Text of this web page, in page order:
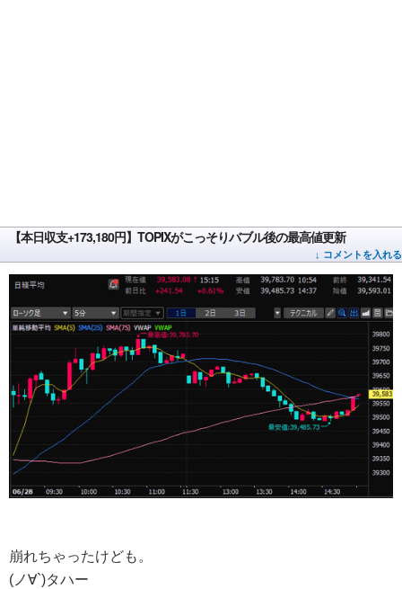
【本日収支+173,180円】TOPIXがこっそりバブル後の最高値更新
↓ コメントを入れる
崩れちゃったけども。
(ノ∀`)タハー